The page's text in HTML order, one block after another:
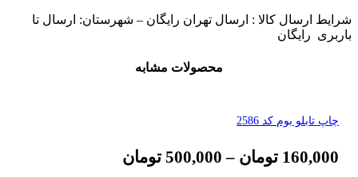
شرایط ارسال کالا : ارسال تهران رایگان – شهرستان: ارسال تا
باربری رایگان
محصولات مشابه
چاپ تابلو بوم کد 2586
160,000 تومان –
500,000 تومان